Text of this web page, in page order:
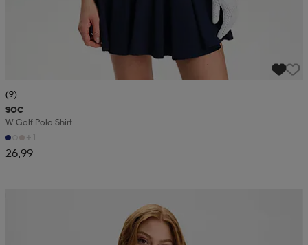
(9)
SOC
W Golf Polo Shirt
+1
26,99